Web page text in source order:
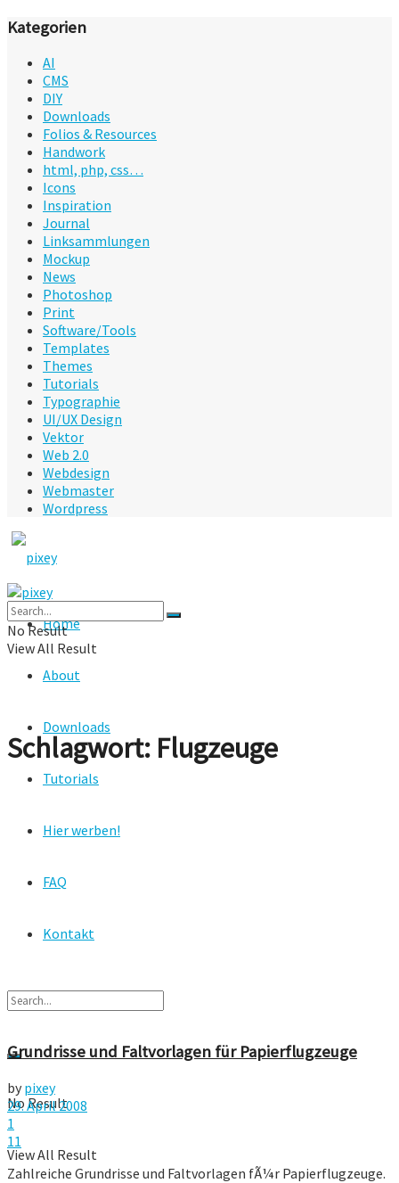
Kategorien
AI
CMS
DIY
Downloads
Folios & Resources
Handwork
html, php, css…
Icons
Inspiration
Journal
Linksammlungen
Mockup
News
Photoshop
Print
Software/Tools
Templates
Themes
Tutorials
Typographie
UI/UX Design
Vektor
Web 2.0
Webdesign
Webmaster
Wordpress
Home
About
Downloads
Tutorials
Hier werben!
FAQ
Kontakt
No Result
View All Result
No Result
View All Result
Schlagwort: Flugzeuge
Grundrisse und Faltvorlagen für Papierflugzeuge
by pixey
29. April 2008
1
11
Zahlreiche Grundrisse und Faltvorlagen fÃ¼r Papierflugzeuge.